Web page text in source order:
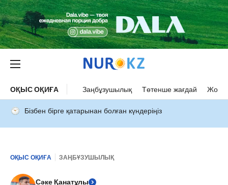
ОҚЫС ОҚИҒА Заңбұзушылық Төтенше жағдай Жол
Бізбен бірге қатарынан болған күндеріңіз
ОҚЫС ОҚИҒА ЗАҢБҰЗУШЫЛЫҚ
Сәке Қанатұлы